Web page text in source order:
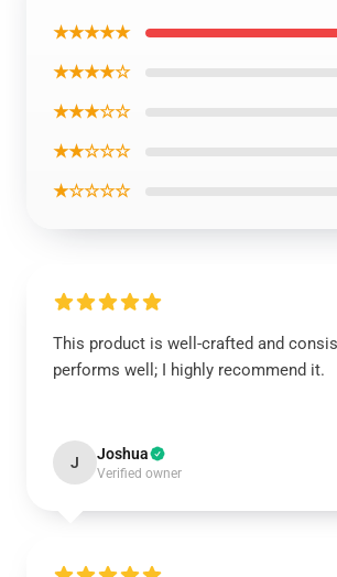
★★★★★
★★★★☆
★★★☆☆
★★☆☆☆
★☆☆☆☆
This product is well-crafted and
performs well; I highly recommend it.
J Joshua
Verified owner